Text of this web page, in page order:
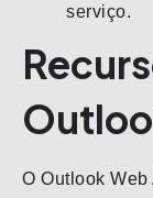
serviço.
O Outlook